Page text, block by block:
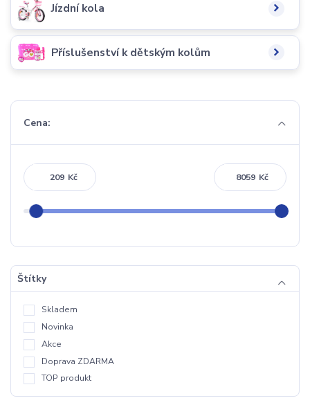
Jízdní kola
Příslušenství k dětským kolům
Cena:
Kč Kč
Štítky
Skladem
Novinka
Akce
Doprava ZDARMA
TOP produkt